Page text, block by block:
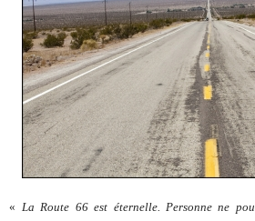
« La Route 66 est éternelle. Personne ne